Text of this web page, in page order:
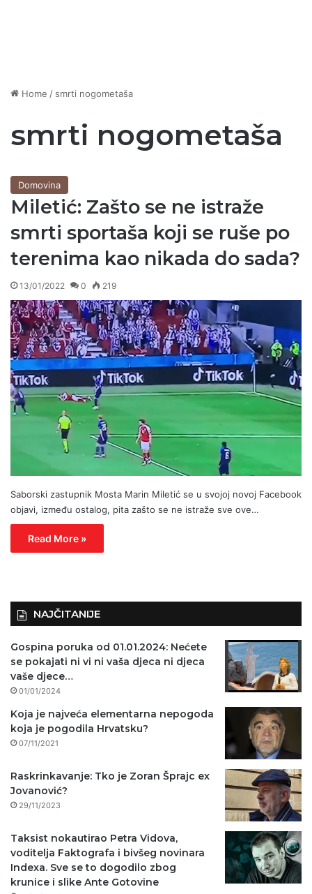
Home / smrti nogometaša
smrti nogometaša
Domovina
Miletić: Zašto se ne istraže
smrti sportaša koji se ruše po
terenima kao nikada do sada?
13/01/2022 0 219
Saborski zastupnik Mosta Marin Miletić se u svojoj novoj Facebook
objavi, između ostalog, pita zašto se ne istraže sve ove…
Read More »
NAJČITANIJE
Gospina poruka od 01.01.2024: Nećete
se pokajati ni vi ni vaša djeca ni djeca
vaše djece…
01/01/2024
Koja je najveća elementarna nepogoda
koja je pogodila Hrvatsku?
07/11/2021
Raskrinkavanje: Tko je Zoran Šprajc ex
Jovanović?
29/11/2023
Taksist nokautirao Petra Vidova,
voditelja Faktografa i bivšeg novinara
Indexa. Sve se to dogodilo zbog
krunice i slike Ante Gotovine